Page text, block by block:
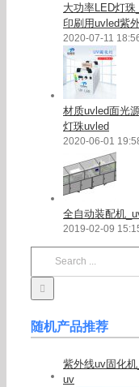
大功率LED灯
印刷用uvled紫
2020-07-11
材质uvled面光
灯珠uvled
2020-06-01
全自动装配机
2019-02-09
随机产品推荐
紫外线uv固化
uv